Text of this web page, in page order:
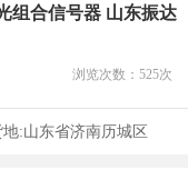
组合信号器 山东振达
浏览次数： 525次
:山东省济南历城区